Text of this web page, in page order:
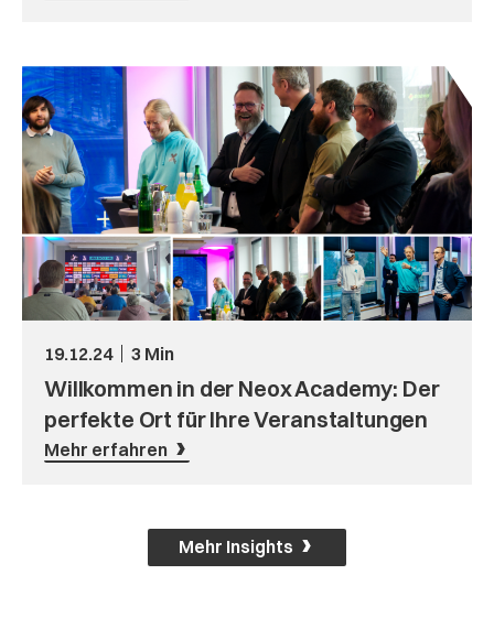
19.12.24 3 Min
Willkommen in der Neox Academy: Der
perfekte Ort für Ihre Veranstaltungen
Mehr erfahren
Mehr Insights